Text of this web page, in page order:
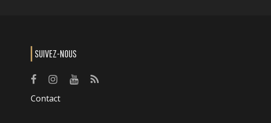
SUIVEZ-NOUS
Contact